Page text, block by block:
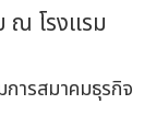
ณ โรงแรม